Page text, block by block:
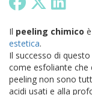
Il peeling chimico
estetica.
Il successo di
come esfoliante che
peeling non sono
acidi usati e alla